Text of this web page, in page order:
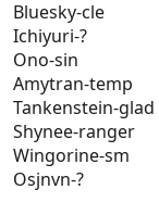
Bluesky-cle
Ichiyuri-?
Ono-sin
Amytran-temp
Tankenstein-glad
Shynee-ranger
Wingorine-sm
Osjnvn-?